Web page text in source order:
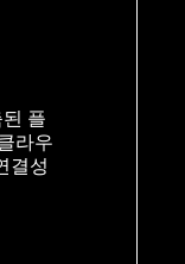
플
라우
결성